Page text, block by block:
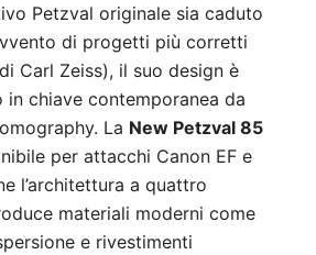
Petzval originale sia caduto
di progetti più corretti
Carl Zeiss), il suo design è
chiave contemporanea da
La New Petzval 85
per attacchi Canon EF e
l’architettura a quattro
materiali moderni come
e rivestimenti